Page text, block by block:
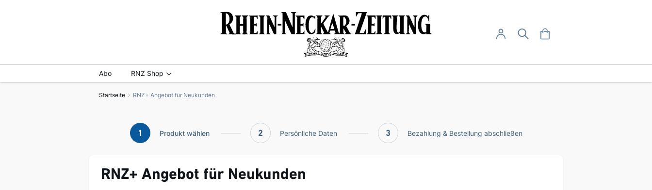
User-Menü
Anmelden
Abo RNZ Shop
Startseite RNZ+ Angebot für Neukunden
1 Produkt wählen 2 Persönliche Daten 3 Bezahlung & Bestellung abschließen
RNZ+ Angebot für Neukunden